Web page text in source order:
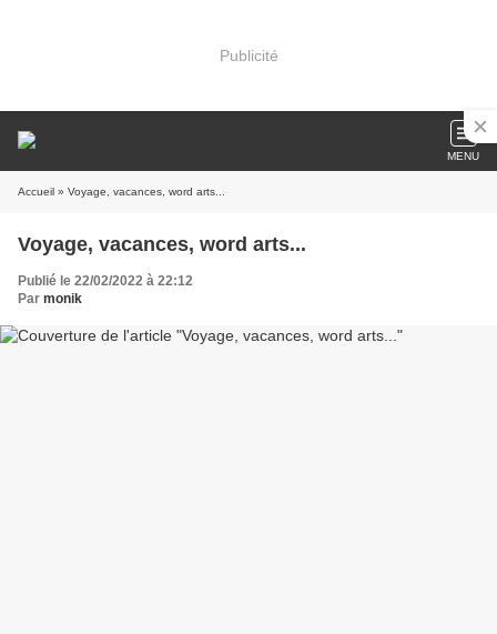
Publicité
MENU
Accueil » Voyage, vacances, word arts...
Voyage, vacances, word arts...
Publié le 22/02/2022 à 22:12
Par monik